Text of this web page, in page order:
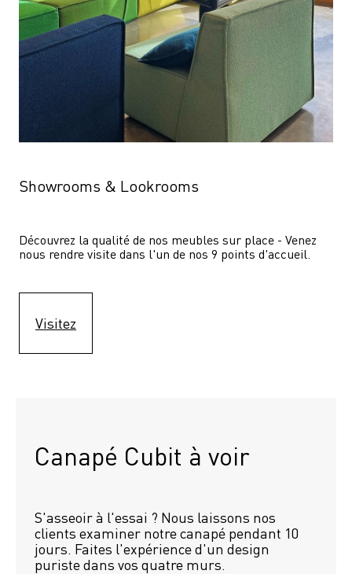
Showrooms & Lookrooms
Découvrez la qualité de nos meubles sur place - Venez
nous rendre visite dans l'un de nos 9 points d'accueil.
Visitez
Canapé Cubit à voir
S'asseoir à l'essai ? Nous laissons nos
clients examiner notre canapé pendant 10
jours. Faites l'expérience d'un design
puriste dans vos quatre murs.